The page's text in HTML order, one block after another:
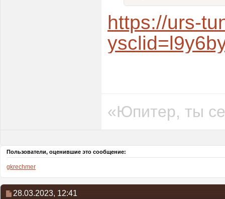
https://urs-
«Юпитер, ты
Пользователи, оценившие это сообщение:
gkrechmer
28.03.2023, 12:41